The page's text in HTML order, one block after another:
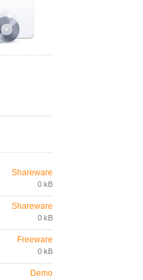
Shareware
0 kB
Shareware
0 kB
Freeware
0 kB
Demo